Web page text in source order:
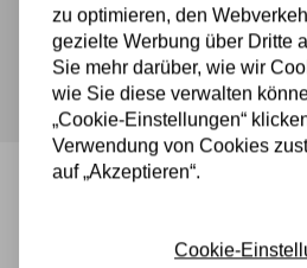
P6
Menge
Kostenloser Versand in
Kostenlose Lichtquellen
Sichere Zahlung im
zu optimieren, den
gezielte Werbung über Dritte
Sie mehr darüber, wie wir
wie Sie diese verwalten
„Cookie-Einstellungen“
Verwendung von Cookies
auf „Akzeptieren“.
Cookie-